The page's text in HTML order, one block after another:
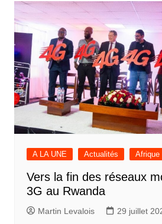
A LA UNE Actualités Afrique
Vers la fin des réseaux
3G au Rwanda
Martin Levalois 29 juillet